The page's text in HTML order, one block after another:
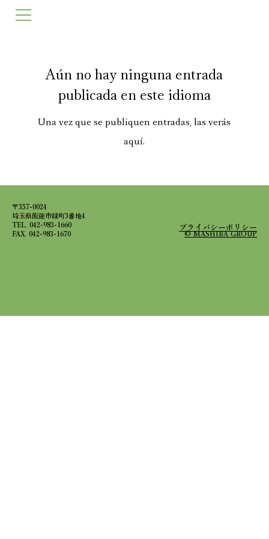
Aún no hay ninguna entrada
publicada en este idioma
Una vez que se publiquen entradas, las verás
aquí.
〒357-0024
埼玉県飯能市緑町3番地4
TEL. 042-983-1660
FAX. 042-983-1670
プライバシーポリシー
© MASHIBA GROUP